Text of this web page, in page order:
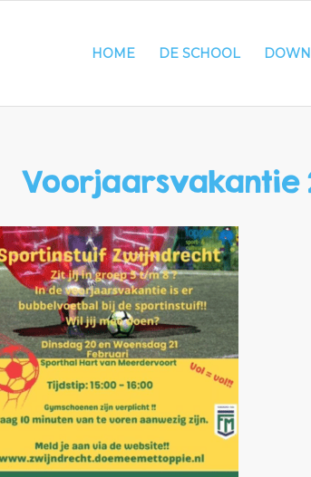
HOME DE SCHOOL
Voorjaarsvakantie